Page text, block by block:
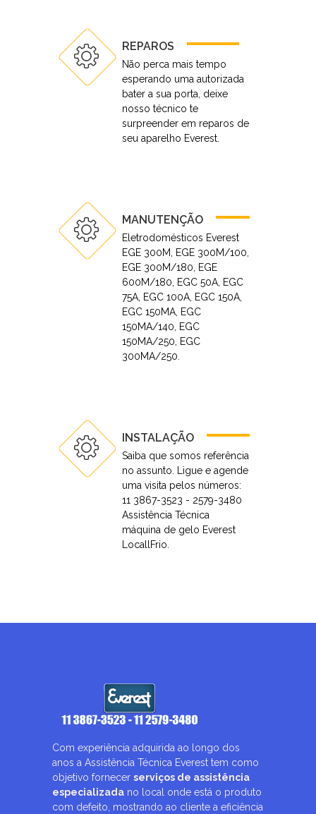
REPAROS
Não perca mais tempo
esperando uma autorizada
bater a sua porta, deixe
nosso técnico te
surpreender em reparos de
seu aparelho Everest.
MANUTENÇÃO
Eletrodomésticos Everest
EGE 300M, EGE 300M/100,
EGE 300M/180, EGE
600M/180, EGC 50A, EGC
75A, EGC 100A, EGC 150A,
EGC 150MA, EGC
150MA/140, EGC
150MA/250, EGC
300MA/250.
INSTALAÇÃO
Saiba que somos referência
no assunto. Ligue e agende
uma visita pelos números:
11 3867-3523 - 2579-3480
Assistência Técnica
máquina de gelo Everest
LocallFrio.
Com experiência adquirida ao longo dos
anos a Assistência Técnica Everest tem como
objetivo fornecer serviços de assistência
especializada no local onde está o produto
com defeito, mostrando ao cliente a eficiência